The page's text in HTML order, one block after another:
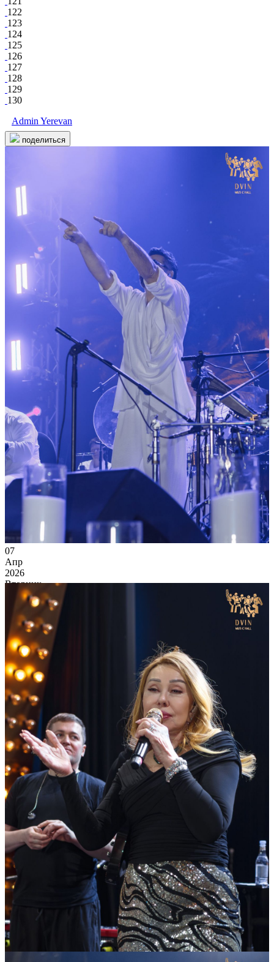
122
123
124
125
126
127
128
129
130
Admin Yerevan
поделиться
28 689
DVIN MUSIC HALL
07
Апр
2026
Вторник
7 апреля в Dvin Music Hall
13 207
Ссылка на отбор фото